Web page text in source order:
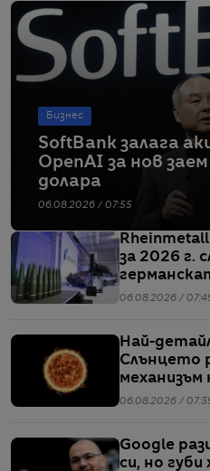
Бизнес
SoftBank залага
OpenAI за нов
долара
06.08.2026 / 07:55
за 2026 г.
кораби от
06.08.2026 /
Най-
Слънцето
механизъм
06.08.2026 /
Google
си, но